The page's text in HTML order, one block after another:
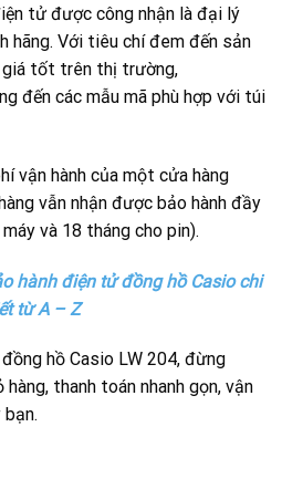
tử được công nhận là đại lý
hãng. Với tiêu chí đem đến sản
giá tốt trên thị trường,
đến các mẫu mã phù hợp với túi
vận hành của một cửa hàng
vẫn nhận được bảo hành đầy
và 18 tháng cho pin).
hành điện tử đồng hồ Casio chi
từ A – Z
hồ Casio LW 204, đừng
thanh toán nhanh gọn, vận